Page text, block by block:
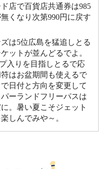
店で百貨店共通券は985
くなり次第990円に戻す
は5位広島を猛追しとる
ットが並んどるでよ。
入りを目指しとるで応
はお盆期間も使えるで
日付と方向を変更して
ーランドフリーパスは
。暑い夏こそジェット
しんでみや～。